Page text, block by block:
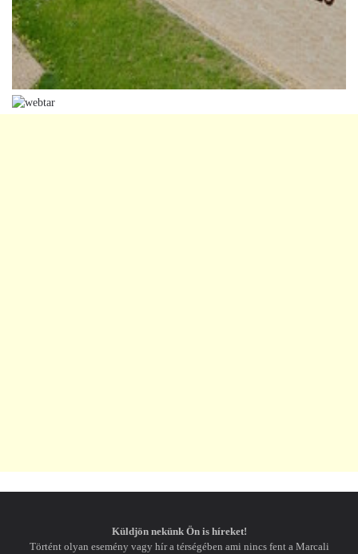
Küldjön nekünk Ön is híreket!
Történt olyan esemény vagy hír a térségében ami nincs fent a Marcali